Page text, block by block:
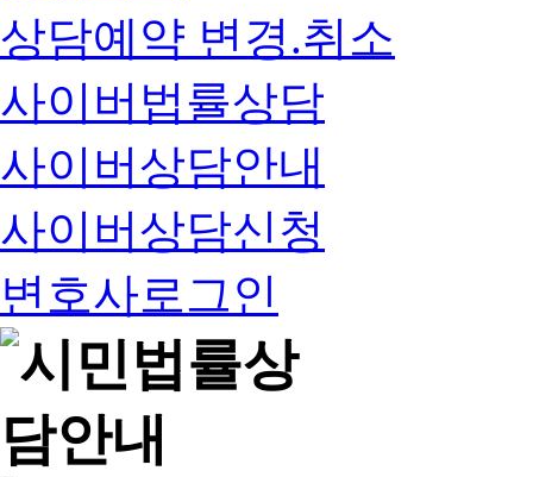
상담예약 변경.취소
사이버법률상담
사이버상담안내
사이버상담신청
변호사로그인